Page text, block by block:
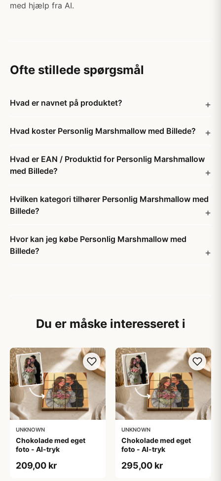
med hjælp fra AI.
Ofte stillede spørgsmål
Hvad er navnet på produktet?
Hvad koster Personlig Marshmallow med Billede?
Hvad er EAN / Produktid for Personlig Marshmallow
med Billede?
Hvilken kategori tilhører Personlig Marshmallow med
Billede?
Hvor kan jeg købe Personlig Marshmallow med
Billede?
Du er måske interesseret i
UNKNOWN
Chokolade med eget
foto - AI-tryk
209,00 kr
UNKNOWN
Chokolade med eget
foto - AI-tryk
295,00 kr